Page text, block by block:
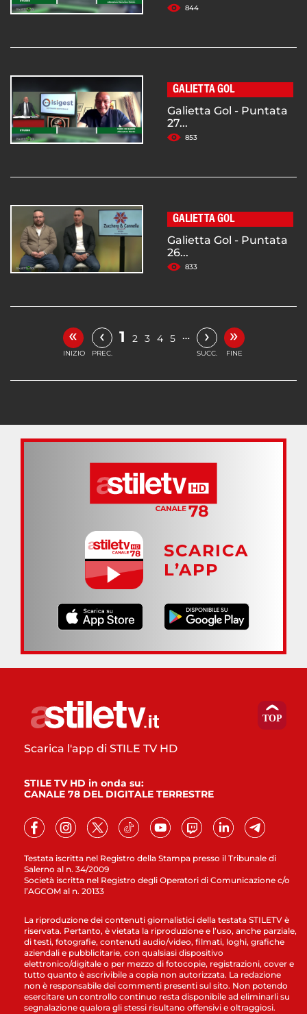
844
GALIETTA GOL
Galietta Gol - Puntata
27...
853
GALIETTA GOL
Galietta Gol - Puntata
26...
833
«
INIZIO
‹
PREC.
1 2 3 4 5 … ›
SUCC.
»
FINE
SCARICA
L’APP
Testata iscritta nel Registro della Stampa presso il Tribunale di
Salerno al n. 34/2009
Società iscritta nel Registro degli Operatori di Comunicazione c/o
l’AGCOM al n. 20133
Scarica l'app di STILE TV HD
STILE TV HD in onda su:
CANALE 78 DEL DIGITALE TERRESTRE
La riproduzione dei contenuti giornalistici della testata STILETV è
riservata. Pertanto, è vietata la riproduzione e l’uso, anche parziale,
di testi, fotografie, contenuti audio/video, filmati, loghi, grafiche
aziendali e pubblicitarie, con qualsiasi dispositivo
elettronico/digitale o per mezzo di fotocopie, registrazioni, cover e
tutto quanto è ascrivibile a copia non autorizzata. La redazione
non è responsabile dei commenti presenti sul sito. Non potendo
esercitare un controllo continuo resta disponibile ad eliminarli su
segnalazione qualora gli stessi risultano offensivi e oltraggiosi.